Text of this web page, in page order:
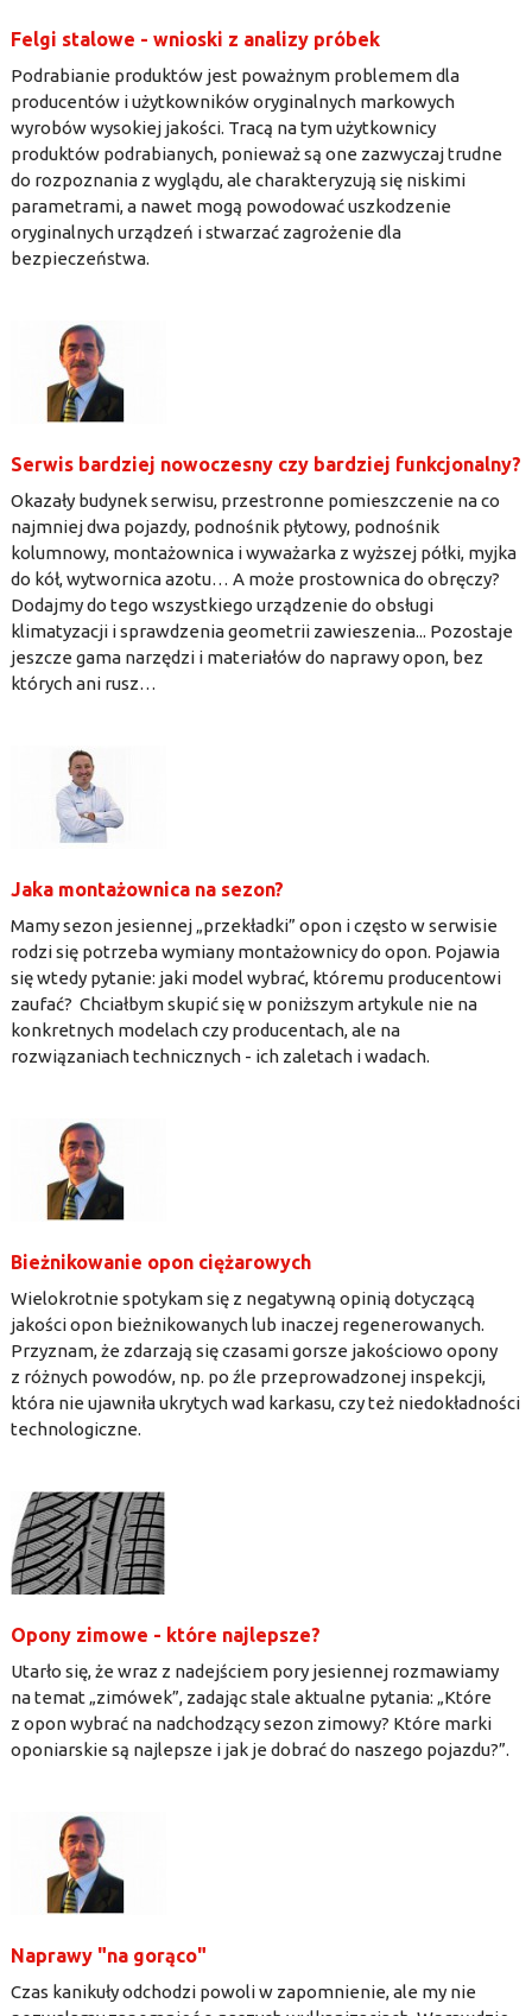
Felgi stalowe - wnioski z analizy próbek
Podrabianie produktów jest poważnym problemem dla
producentów i użytkowników oryginalnych markowych
wyrobów wysokiej jakości. Tracą na tym użytkownicy
produktów podrabianych, ponieważ są one zazwyczaj trudne
do rozpoznania z wyglądu, ale charakteryzują się niskimi
parametrami, a nawet mogą powodować uszkodzenie
oryginalnych urządzeń i stwarzać zagrożenie dla
bezpieczeństwa.
Serwis bardziej nowoczesny czy bardziej funkcjonalny?
Okazały budynek serwisu, przestronne pomieszczenie na co
najmniej dwa pojazdy, podnośnik płytowy, podnośnik
kolumnowy, montażownica i wyważarka z wyższej półki, myjka
do kół, wytwornica azotu… A może prostownica do obręczy?
Dodajmy do tego wszystkiego urządzenie do obsługi
klimatyzacji i sprawdzenia geometrii zawieszenia... Pozostaje
jeszcze gama narzędzi i materiałów do naprawy opon, bez
których ani rusz…
Jaka montażownica na sezon?
Mamy sezon jesiennej „przekładki” opon i często w serwisie
rodzi się potrzeba wymiany montażownicy do opon. Pojawia
się wtedy pytanie: jaki model wybrać, któremu producentowi
zaufać? Chciałbym skupić się w poniższym artykule nie na
konkretnych modelach czy producentach, ale na
rozwiązaniach technicznych - ich zaletach i wadach.
Bieżnikowanie opon ciężarowych
Wielokrotnie spotykam się z negatywną opinią dotyczącą
jakości opon bieżnikowanych lub inaczej regenerowanych.
Przyznam, że zdarzają się czasami gorsze jakościowo opony
z różnych powodów, np. po źle przeprowadzonej inspekcji,
która nie ujawniła ukrytych wad karkasu, czy też niedokładności
technologiczne.
Opony zimowe - które najlepsze?
Utarło się, że wraz z nadejściem pory jesiennej rozmawiamy
na temat „zimówek”, zadając stale aktualne pytania: „Które
z opon wybrać na nadchodzący sezon zimowy? Które marki
oponiarskie są najlepsze i jak je dobrać do naszego pojazdu?”.
Naprawy "na gorąco"
Czas kanikuły odchodzi powoli w zapomnienie, ale my nie